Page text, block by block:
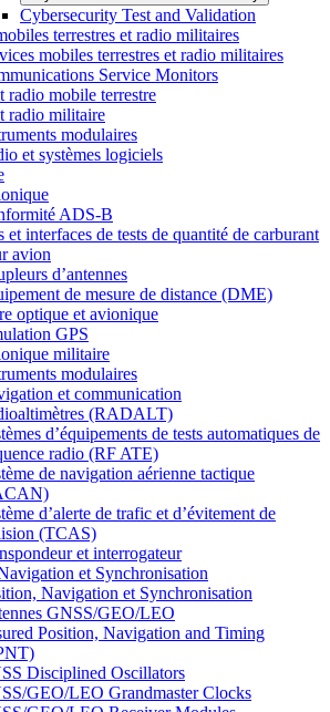
Cybersecurity Test and Validation
terrestres et radio militaires
mobiles terrestres et radio militaires
Service Monitors
radio mobile terrestre
radio militaire
modulaires
et systèmes logiciels
ADS-B
et interfaces de tests de quantité de carburant
avion
d’antennes
de mesure de distance (DME)
optique et avionique
GPS
militaire
modulaires
et communication
(RADALT)
d’équipements de tests automatiques de
radio (RF ATE)
de navigation aérienne tactique
d’alerte de trafic et d’évitement de
(TCAS)
et interrogateur
et Synchronisation
Navigation et Synchronisation
GNSS/GEO/LEO
Position, Navigation and Timing
Disciplined Oscillators
GEO/LEO Grandmaster Clocks